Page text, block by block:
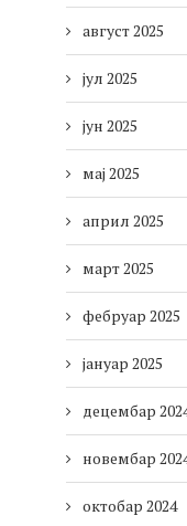
август 2025
јул 2025
јун 2025
мај 2025
април 2025
март 2025
фебруар 2025
јануар 2025
децембар
новембар
октобар 2024